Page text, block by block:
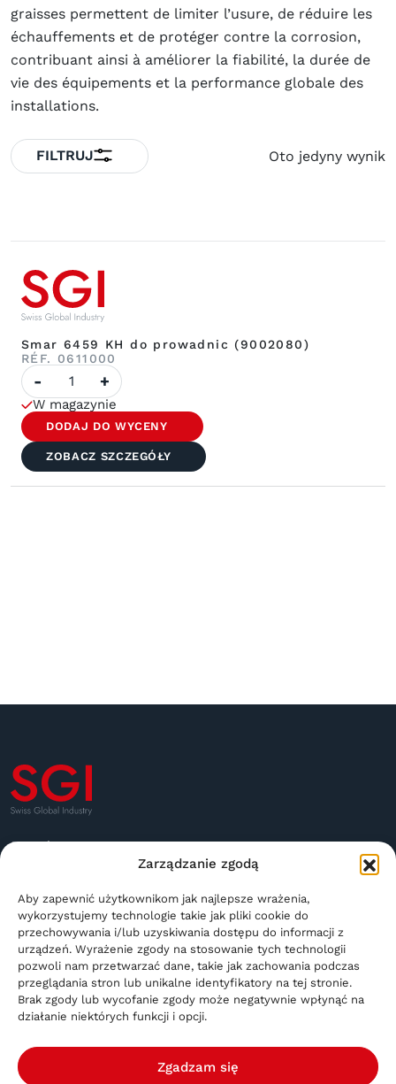
Zarządzanie zgodą
Aby zapewnić użytkownikom jak najlepsze wrażenia,
wykorzystujemy technologie takie jak pliki cookie do
przechowywania i/lub uzyskiwania dostępu do informacji z
urządzeń. Wyrażenie zgody na stosowanie tych technologii
pozwoli nam przetwarzać dane, takie jak zachowania podczas
przeglądania stron lub unikalne identyfikatory na tej stronie.
Brak zgody lub wycofanie zgody może negatywnie wpłynąć na
działanie niektórych funkcji i opcji.
Zgadzam się
graisses permettent de limiter l’usure, de réduire les
échauffements et de protéger contre la corrosion,
contribuant ainsi à améliorer la fiabilité, la durée de
vie des équipements et la performance globale des
installations.
FILTRUJ Oto jedyny wynik
Smar 6459 KH do prowadnic (9002080)
RÉF. 0611000
Ilość
smaru
6459
KH
do
prowadnicy
(9002080)
- +
W magazynie
DODAJ DO WYCENY
ZOBACZ SZCZEGÓŁY
Rue de France 85A,
2400 Le Locle, Suisse
sgi@sgindustry.ch
+41 79 591 4756
Czynne od poniedziałku do piątku w godz. 8:30–16:00
Nieczynne w soboty i niedziele